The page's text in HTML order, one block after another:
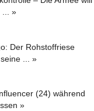
... »
Der Rohstoffriese
... »
(24) während
»